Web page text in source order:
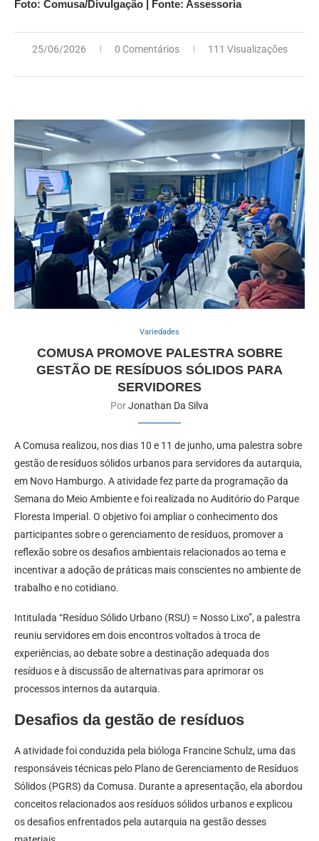
Foto: Comusa/Divulgação | Fonte: Assessoria
25/06/2026 0 Comentários 111 Visualizações
Variedades
COMUSA PROMOVE PALESTRA SOBRE
GESTÃO DE RESÍDUOS SÓLIDOS PARA
SERVIDORES
PorJonathan Da Silva
A Comusa realizou, nos dias 10 e 11 de junho, uma palestra sobre
gestão de resíduos sólidos urbanos para servidores da autarquia,
em Novo Hamburgo. A atividade fez parte da programação da
Semana do Meio Ambiente e foi realizada no Auditório do Parque
Floresta Imperial. O objetivo foi ampliar o conhecimento dos
participantes sobre o gerenciamento de resíduos, promover a
reflexão sobre os desafios ambientais relacionados ao tema e
incentivar a adoção de práticas mais conscientes no ambiente de
trabalho e no cotidiano.
Intitulada “Resíduo Sólido Urbano (RSU) = Nosso Lixo”, a palestra
reuniu servidores em dois encontros voltados à troca de
experiências, ao debate sobre a destinação adequada dos
resíduos e à discussão de alternativas para aprimorar os
processos internos da autarquia.
Desafios da gestão de resíduos
A atividade foi conduzida pela bióloga Francine Schulz, uma das
responsáveis técnicas pelo Plano de Gerenciamento de Resíduos
Sólidos (PGRS) da Comusa. Durante a apresentação, ela abordou
conceitos relacionados aos resíduos sólidos urbanos e explicou
os desafios enfrentados pela autarquia na gestão desses